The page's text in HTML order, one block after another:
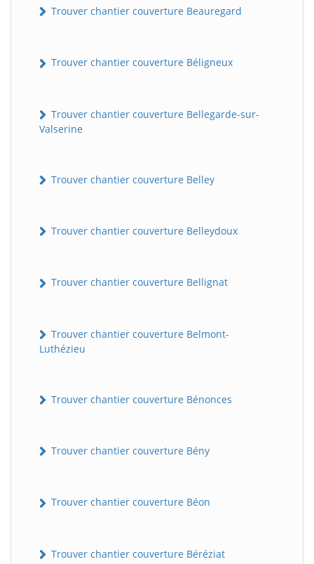
Trouver chantier couverture Beauregard
Trouver chantier couverture Béligneux
Trouver chantier couverture Bellegarde-sur-
Valserine
Trouver chantier couverture Belley
Trouver chantier couverture Belleydoux
Trouver chantier couverture Bellignat
Trouver chantier couverture Belmont-
Luthézieu
Trouver chantier couverture Bénonces
Trouver chantier couverture Bény
Trouver chantier couverture Béon
Trouver chantier couverture Béréziat